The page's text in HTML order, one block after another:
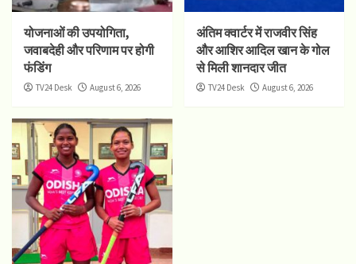
योजनाओं की उपयोगिता,
जवाबदेही और परिणाम पर होगी
फंडिंग
TV24 Desk August 6, 2026
अंतिम क्वार्टर में राजवीर सिंह
और आशिर आदिल खान के गोल
से मिली शानदार जीत
TV24 Desk August 6, 2026